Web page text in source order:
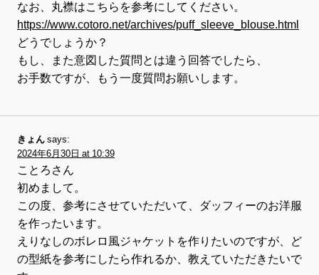
なお、丸襟はこちらを参考にしてください。
https://www.cotoro.net/archives/puff_sleeve_blouse.html
どうでしょうか？
もし、また意図した質問とは違う回答でしたら、
お手数ですが、もう一度質問お願いします。
きょん says:
2024年6月30日 at 10:39
ことろさん
初めまして。
この度、参考にさせていただいて、ダッフィーのお洋服
を作ったいます。
えりなしのボレロ風ジャケットを作りたいのですが、ど
の型紙を参考にしたら作れるか、教えていただきたいで